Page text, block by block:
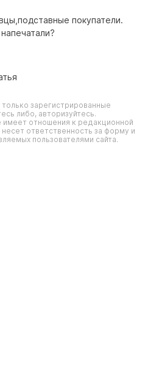
покупатели.
зарегистрированные
либо, авторизуйтесь.
отношения к редакционной
ответственность за форму и
пользователями сайта.